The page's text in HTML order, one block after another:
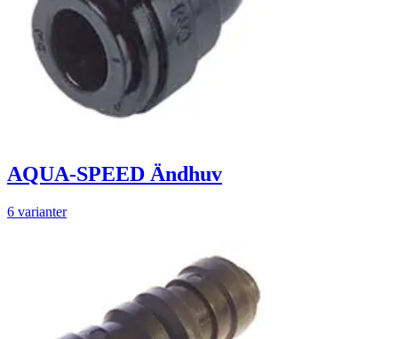
AQUA-SPEED Ändhuv
6 varianter